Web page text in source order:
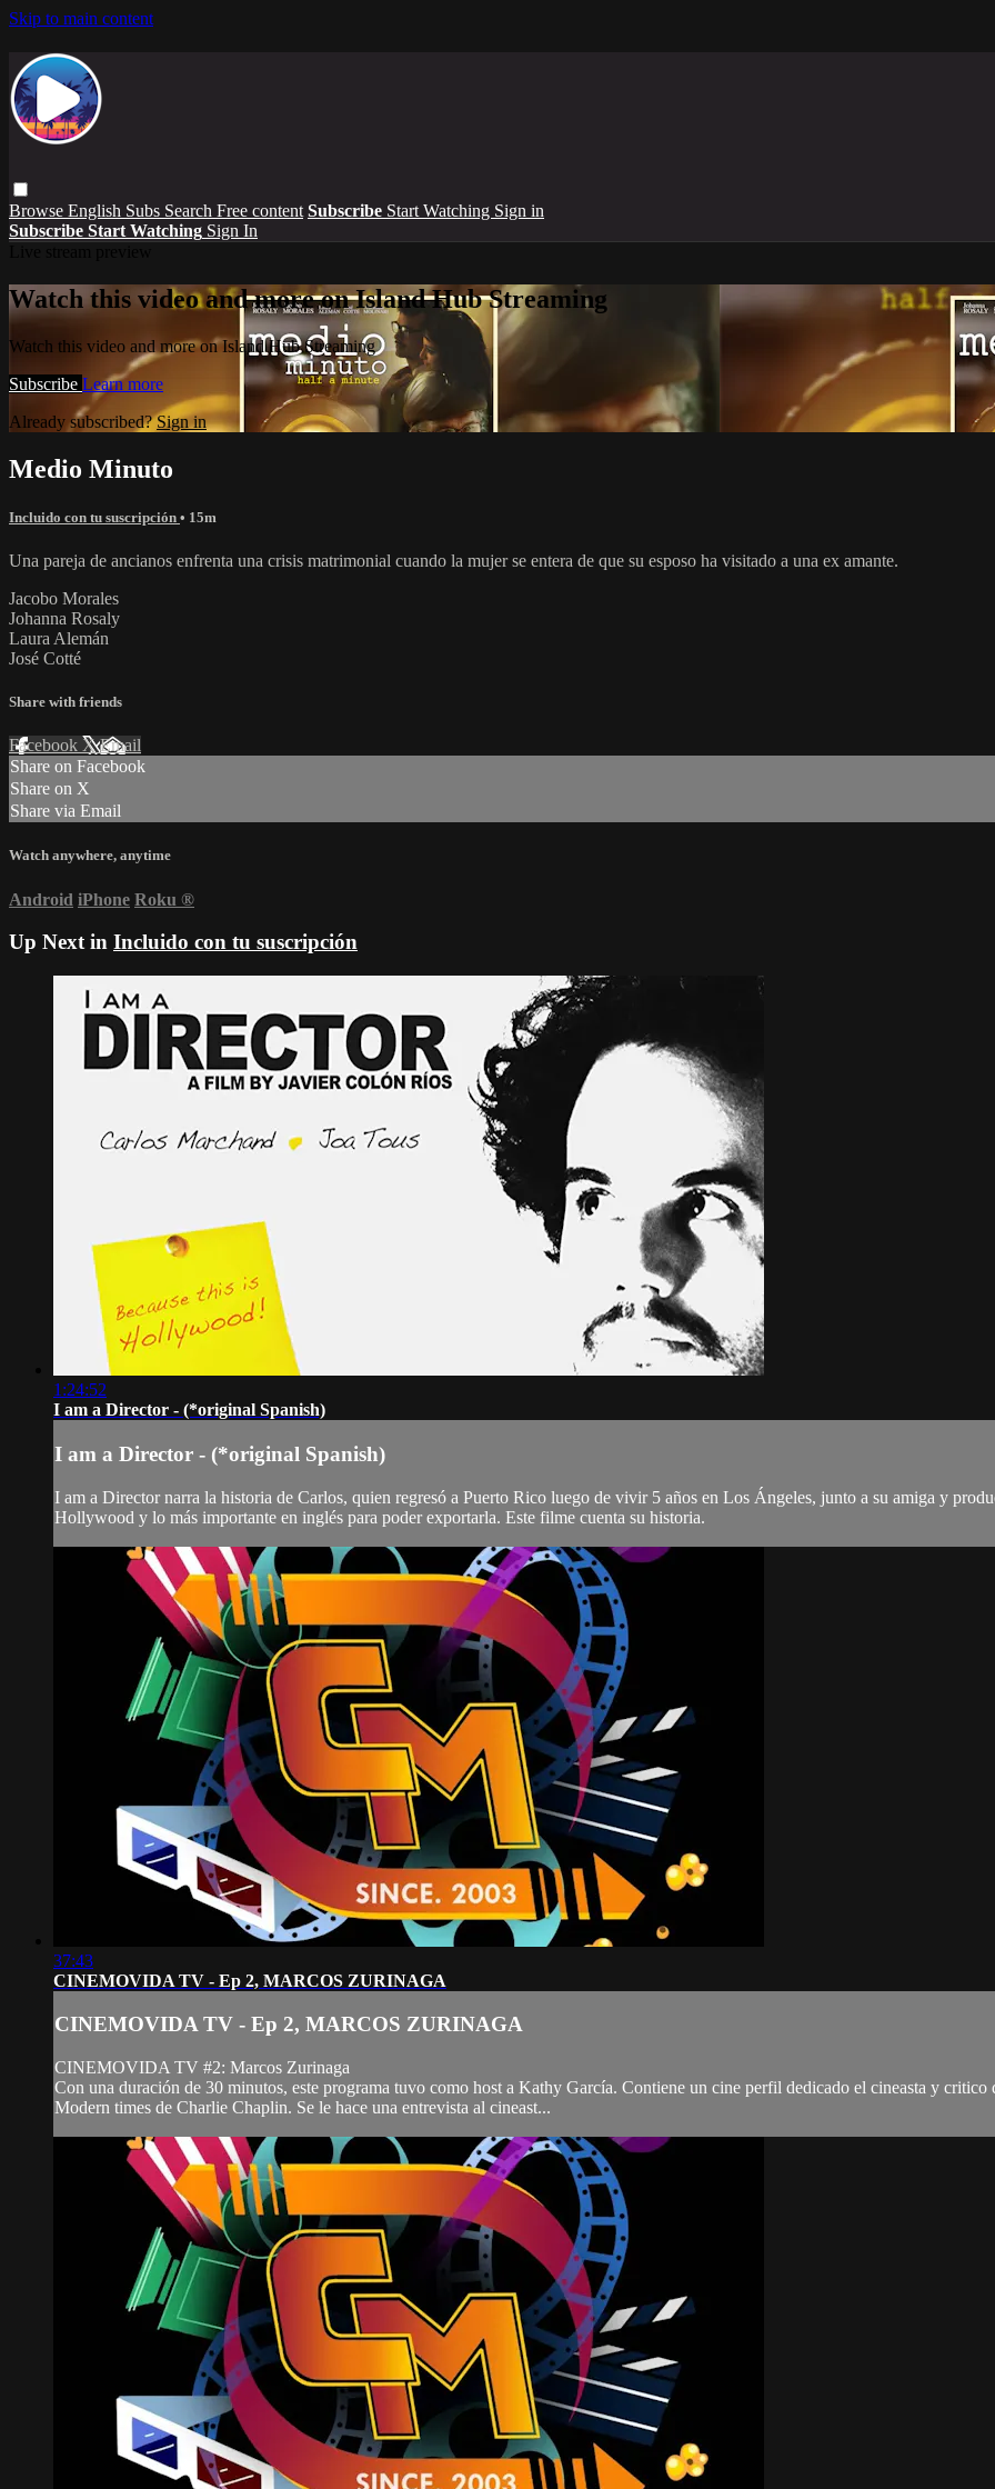
Skip to main content
Browse English Subs Search Free content Subscribe Start Watching Sign in
Subscribe Start Watching Sign In
Watch this video and more on Island Hub Streaming
Watch this video and more on Island Hub Streaming
Subscribe Learn more
Already subscribed?Sign in
Medio Minuto
Incluido con tu suscripción • 15m
Una pareja de ancianos enfrenta una crisis matrimonial cuando la mujer se entera de que su esposo ha visitado a una ex amante.
Jacobo Morales
Johanna Rosaly
Laura Alemán
José Cotté
Share with friends
Facebook XEmail
Share on Facebook
Share on X
Share via Email
Watch anywhere, anytime
Android iPhone Roku ®
Up Next in Incluido con tu suscripción
1:24:52
I am a Director - (*original Spanish)
I am a Director - (*original Spanish)
I am a Director narra la historia de Carlos, quien regresó a Puerto Rico luego de vivir 5 años en Los Ángeles, junto a su amiga y
Hollywood y lo más importante en inglés para poder exportarla. Este filme cuenta su historia.
37:43
CINEMOVIDA TV - Ep 2, MARCOS ZURINAGA
CINEMOVIDA TV - Ep 2, MARCOS ZURINAGA
CINEMOVIDA TV #2: Marcos Zurinaga
Con una duración de 30 minutos, este programa tuvo como host a Kathy García. Contiene un cine perfil dedicado el cineasta y critico
Modern times de Charlie Chaplin. Se le hace una entrevista al cineast...